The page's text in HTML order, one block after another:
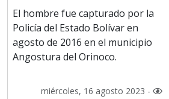
El hombre fue capturado por la
Policía del Estado Bolívar en
agosto de 2016 en el municipio
Angostura del Orinoco.
miércoles, 16 agosto 2023 -